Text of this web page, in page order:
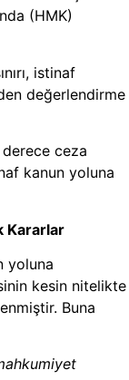
(HMK)
istinaf
değerlendirme
ceza
kanun yoluna
Kararlar
yoluna
kesin nitelikte
Buna